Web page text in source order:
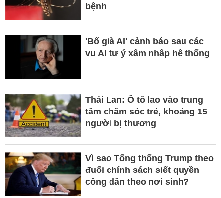
bệnh
'Bố già AI' cảnh báo sau các
vụ AI tự ý xâm nhập hệ thống
Thái Lan: Ô tô lao vào trung
tâm chăm sóc trẻ, khoảng 15
người bị thương
Vì sao Tổng thống Trump theo
đuổi chính sách siết quyền
công dân theo nơi sinh?